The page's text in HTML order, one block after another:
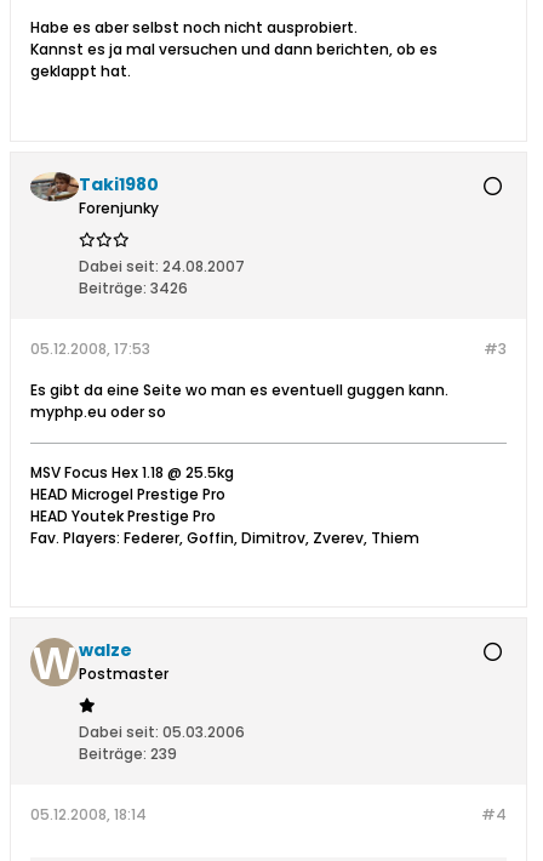
Habe es aber selbst noch nicht ausprobiert.
Kannst es ja mal versuchen und dann berichten, ob es
geklappt hat.
Taki1980
Forenjunky
Dabei seit: 24.08.2007
Beiträge: 3426
#3
05.12.2008, 17:53
Es gibt da eine Seite wo man es eventuell guggen kann.
myphp.eu oder so
MSV Focus Hex 1.18 @ 25.5kg
HEAD Microgel Prestige Pro
HEAD Youtek Prestige Pro
Fav. Players: Federer, Goffin, Dimitrov, Zverev, Thiem
walze
Postmaster
Dabei seit: 05.03.2006
Beiträge: 239
#4
05.12.2008, 18:14